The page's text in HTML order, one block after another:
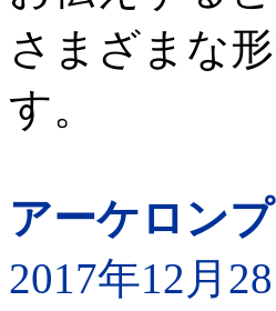
さまざまな
す。
アーケロン
2017年12月